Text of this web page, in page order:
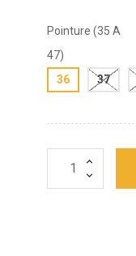
Pointure (35 A
47)
36
37